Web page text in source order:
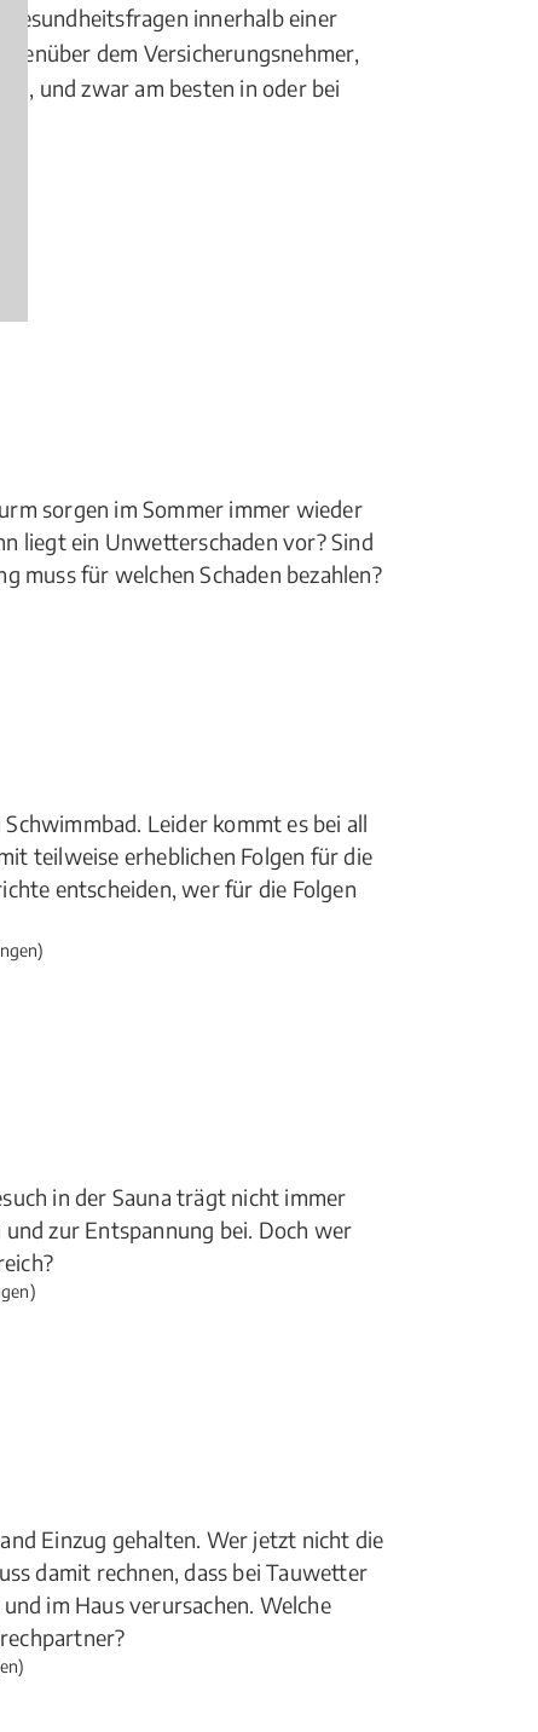
innerhalb einer
dem Versicherungsnehmer,
und zwar am besten in oder bei
sorgen im Sommer immer wieder
liegt ein Unwetterschaden vor? Sind
muss für welchen Schaden bezahlen?
Leider kommt es bei all
teilweise erheblichen Folgen für die
entscheiden, wer für die Folgen
in der Sauna trägt nicht immer
zur Entspannung bei. Doch wer
Einzug gehalten. Wer jetzt nicht die
damit rechnen, dass bei Tauwetter
im Haus verursachen. Welche